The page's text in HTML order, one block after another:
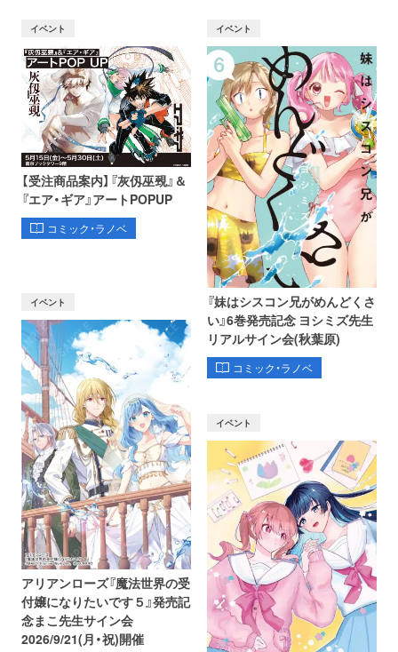
イベント
【受注商品案内】『灰仭巫覡』＆
『エア・ギア』アートPOPUP
コミック・ラノベ
イベント
『妹はシスコン兄がめんどくさ
い』6巻発売記念 ヨシミズ先生
リアルサイン会(秋葉原)
コミック・ラノベ
イベント
アリアンローズ『魔法世界の受
付嬢になりたいです５』発売記
念まこ先生サイン会
2026/9/21(月・祝)開催
イベント